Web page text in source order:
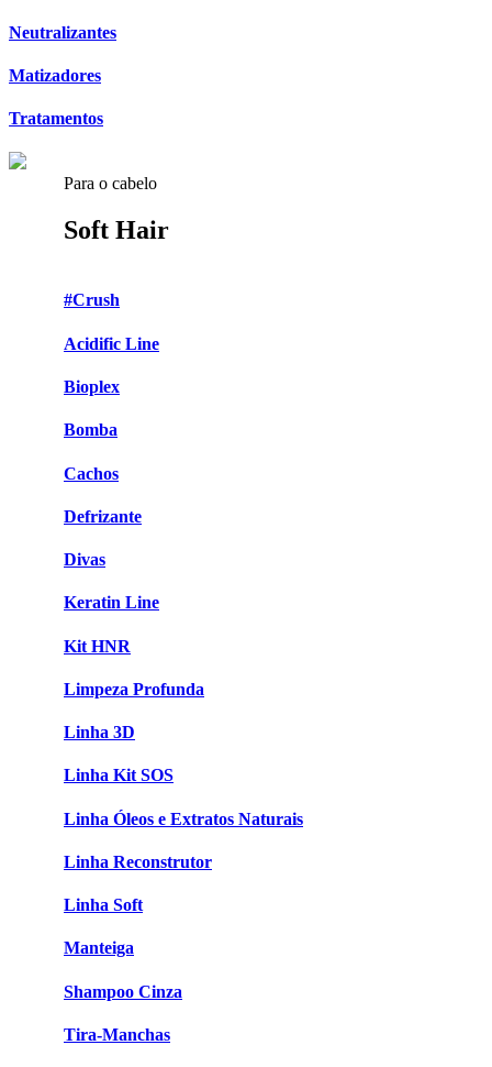
Neutralizantes
Matizadores
Tratamentos
Para o cabelo
Soft Hair
#Crush
Acidific Line
Bioplex
Bomba
Cachos
Defrizante
Divas
Keratin Line
Kit HNR
Limpeza Profunda
Linha 3D
Linha Kit SOS
Linha Óleos e Extratos Naturais
Linha Reconstrutor
Linha Soft
Manteiga
Shampoo Cinza
Tira-Manchas